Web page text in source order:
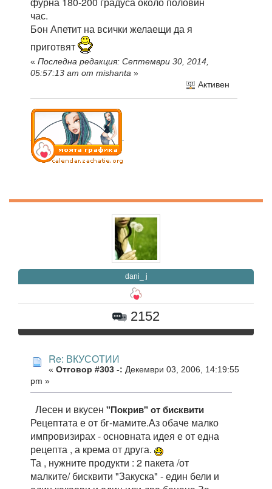
час.
Бон Апетит на всички желаещи да я
приготвят
« Последна редакция: Септември 30, 2014,
05:57:13 am от mishanta »
Активен
dani_ j
2152
Re: ВКУСОТИИ
« Отговор #303 -: Декември 03, 2006, 14:19:55
pm »
Лесен и вкусен "Покрив" от бисквити
Рецептата е от бг-мамите.Аз обаче малко
импровизирах - основната идея е от една
рецепта , а крема от друга.
Та , нужните продукти : 2 пакета /от
малките/ бисквити "Закуска" - един бели и